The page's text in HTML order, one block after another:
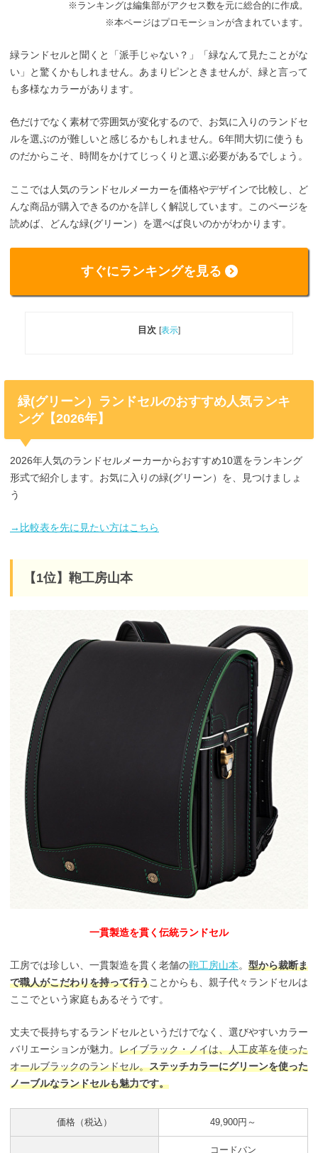
※ランキングは編集部がアクセス数を元に総合的に作成。
※本ページはプロモーションが含まれています。
緑ランドセルと聞くと「派手じゃない？」「緑なんて見たことがな
い」と驚くかもしれません。あまりピンときませんが、緑と言って
も多様なカラーがあります。
色だけでなく素材で雰囲気が変化するので、お気に入りのランドセ
ルを選ぶのが難しいと感じるかもしれません。6年間大切に使うも
のだからこそ、時間をかけてじっくりと選ぶ必要があるでしょう。
ここでは人気のランドセルメーカーを価格やデザインで比較し、ど
んな商品が購入できるのかを詳しく解説しています。このページを
読めば、どんな緑(グリーン）を選べば良いのかがわかります。
すぐにランキングを見る
目次 [表示]
緑(グリーン）ランドセルのおすすめ人気ランキ
ング【2026年】
2026年人気のランドセルメーカーからおすすめ10選をランキング
形式で紹介します。お気に入りの緑(グリーン）を、見つけましょ
う
→比較表を先に見たい方はこちら
【1位】鞄工房山本
一貫製造を貫く伝統ランドセル
工房では珍しい、一貫製造を貫く老舗の鞄工房山本。 型から裁断ま
で職人がこだわりを持って行うことからも、親子代々ランドセルは
ここでという家庭もあるそうです。
丈夫で長持ちするランドセルというだけでなく、選びやすいカラー
バリエーションが魅力。 レイブラック・ノイは、人工皮革を使った
オールブラックのランドセル。ステッチカラーにグリーンを使った
ノーブルなランドセルも魅力です。
価格（税込） 49,900円～
コードバン